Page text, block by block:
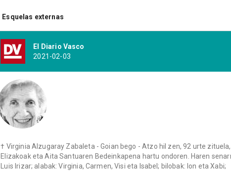
Esquelas externas
El Diario Vasco
2021-02-03
† Virginia Alzugaray Zabaleta - Goian bego - Atzo hil zen, 92 urte zituela,
Elizakoak eta Aita Santuaren Bedeinkapena hartu ondoren. Haren
Luis Irizar; alabak: Virginia, Carmen, Visi eta Isabel; bilobak: Ion eta Xabi;